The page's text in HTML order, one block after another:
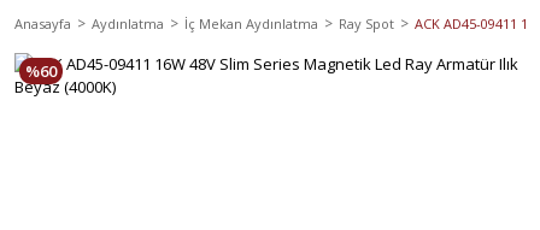
Anasayfa Aydınlatma İç Mekan Aydınlatma Ray Spot ACK AD45-09411
%60